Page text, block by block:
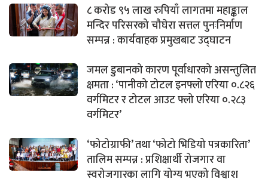
८ करोड ९५ लाख रुपियाँ लागतमा महाङ्काल
मन्दिर परिसरको चौघेरा सत्तल पुनःनिर्माण
सम्पन्न : कार्यवाहक प्रमुखबाट उद्घाटन
जमल डुबानको कारण पूर्वाधारको असन्तुलित
क्षमता : ‘पानीको टोटल इनफ्लो एरिया ०.८२६
वर्गमिटर र टोटल आउट फ्लो एरिया ०.२८३
वर्गमिटर’
‘फोटोग्राफी’ तथा ‘फोटो भिडियो पत्रकारिता’
तालिम सम्पन्न : प्रशिक्षार्थी रोजगार वा
स्वरोजगारका लागि योग्य भएको विश्वाश